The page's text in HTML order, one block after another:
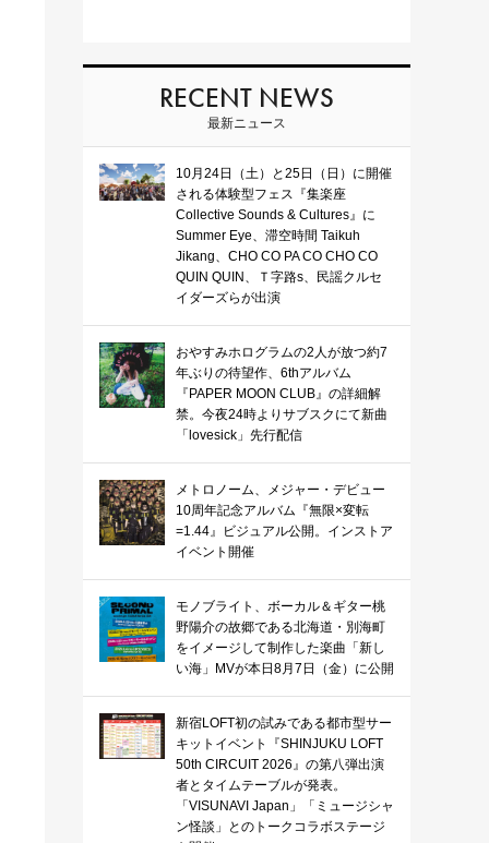
RECENT NEWS
最新ニュース
10月24日（土）と25日（日）に開催
される体験型フェス『集楽座
Collective Sounds & Cultures』に
Summer Eye、滞空時間 Taikuh
Jikang、CHO CO PA CO CHO CO
QUIN QUIN、Ｔ字路s、民謡クルセ
イダーズらが出演
おやすみホログラムの2人が放つ約7
年ぶりの待望作、6thアルバム
『PAPER MOON CLUB』の詳細解
禁。今夜24時よりサブスクにて新曲
「lovesick」先行配信
メトロノーム、メジャー・デビュー
10周年記念アルバム『無限×変転
=1.44』ビジュアル公開。インストア
イベント開催
モノブライト、ボーカル＆ギター桃
野陽介の故郷である北海道・別海町
をイメージして制作した楽曲「新し
い海」MVが本日8月7日（金）に公開
新宿LOFT初の試みである都市型サー
キットイベント『SHINJUKU LOFT
50th CIRCUIT 2026』の第八弾出演
者とタイムテーブルが発表。
「VISUNAVI Japan」「ミュージシャ
ン怪談」とのトークコラボステージ